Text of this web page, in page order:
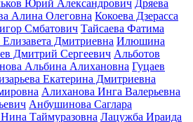
Юрий Александрович Дряева
Алина Олеговна Кокоева Дзерасса
Смбатович Тайсаева Фатима
Дмитриевна Илюшина
Дмитрий Сергеевич Альботов
Альбина Алихановна Гуцаев
Екатерина Дмитриевна
Алиханова Инга Валерьевна
Анбушинова Саглара
Таймуразовна Лацужба Ираида